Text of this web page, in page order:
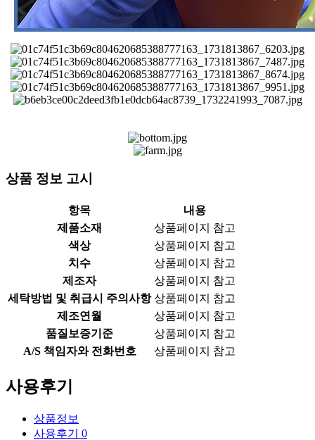
상품 정보 고시
항목
내용
제품소재
상품페이지 참고
색상
상품페이지 참고
치수
상품페이지 참고
제조자
상품페이지 참고
세탁방법 및 취급시 주의사항 상품페이지 참고
제조연월
상품페이지 참고
품질보증기준
상품페이지 참고
A/S 책임자와 전화번호
상품페이지 참고
사용후기
상품정보
사용후기 0